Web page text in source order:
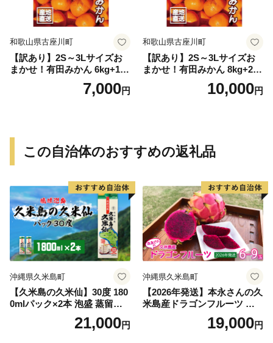
和歌山県古座川町
【訳あり】2S～3Lサイズお
まかせ！有田みかん 6kg+1kg
保証分 11月から12月下旬ま
でに順次発送致します。 / 訳
7,000円
和歌山県古座川町
【訳あり】2S～3Lサイズお
まかせ！有田みかん 8kg+2kg
保証分 11月から12月下旬ま
でに順次発送致します。 / 訳
10,000円
この自治体のおすすめの返礼品
沖縄県久米島町
【久米島の久米仙】30度 180
0mlパック×2本 泡盛 蒸留酒
焼酎 アルコール 酒 酵母 発酵
米 黒麹 米麹 熟成 古酒 伝統
21,000円
沖縄県久米島町
【2026年発送】本永さんの久
米島産ドラゴンフルーツ 赤6
～9玉（2.3kg以上） ドラゴ
ンフルーツ 果物 果実 フルー
19,000円